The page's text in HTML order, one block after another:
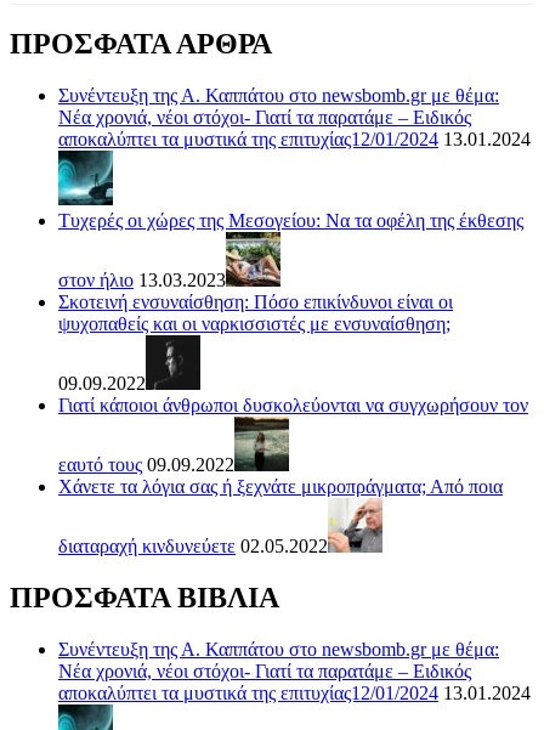
ΠΡΟΣΦΑΤΑ ΑΡΘΡΑ
Συνέντευξη της Α. Καππάτου στο newsbomb.gr με θέμα:
Νέα χρονιά, νέοι στόχοι- Γιατί τα παρατάμε – Ειδικός
αποκαλύπτει τα μυστικά της επιτυχίας12/01/2024 13.01.2024
Τυχερές οι χώρες της Μεσογείου: Να τα οφέλη της έκθεσης
στον ήλιο 13.03.2023
Σκοτεινή ενσυναίσθηση: Πόσο επικίνδυνοι είναι οι
ψυχοπαθείς και οι ναρκισσιστές με ενσυναίσθηση;
09.09.2022
Γιατί κάποιοι άνθρωποι δυσκολεύονται να συγχωρήσουν τον
εαυτό τους 09.09.2022
Χάνετε τα λόγια σας ή ξεχνάτε μικροπράγματα; Από ποια
διαταραχή κινδυνεύετε 02.05.2022
ΠΡΟΣΦΑΤΑ ΒΙΒΛΙΑ
Συνέντευξη της Α. Καππάτου στο newsbomb.gr με θέμα:
Νέα χρονιά, νέοι στόχοι- Γιατί τα παρατάμε – Ειδικός
αποκαλύπτει τα μυστικά της επιτυχίας12/01/2024 13.01.2024